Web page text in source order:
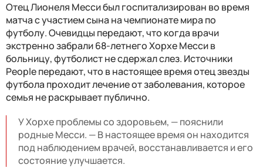
Отец Лионеля Месси был госпитализирован во время
матча с участием сына на чемпионате мира по
футболу. Очевидцы передают, что когда врачи
экстренно забрали 68-летнего Хорхе Месси в
больницу, футболист не сдержал слез. Источники
People передают, что в настоящее время отец звезды
футбола проходит лечение от заболевания, которое
семья не раскрывает публично.
У Хорхе проблемы со здоровьем, — пояснили
родные Месси. — В настоящее время он находится
под наблюдением врачей, восстанавливается и его
состояние улучшается.